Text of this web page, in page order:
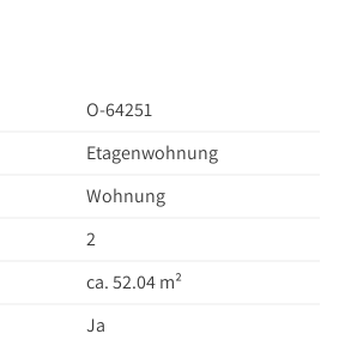
O-64251
Etagenwohnung
Wohnung
2
ca. 52.04 m²
Ja